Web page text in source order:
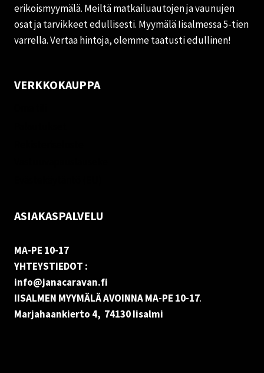
erikoismyymälä. Meiltä matkailuautojen ja vaunujen
osat ja tarvikkeet edullisesti. Myymälä Iisalmessa 5-tien
varrella. Vertaa hintoja, olemme taatusti edullinen!
VERKKOKAUPPA
ASIAKASPALVELU
MA-PE 10-17
YHTEYSTIEDOT :
info@janacaravan.fi
IISALMEN MYYMÄLÄ AVOINNA MA-PE 10-17.
Marjahaankierto 4, 74130 Iisalmi